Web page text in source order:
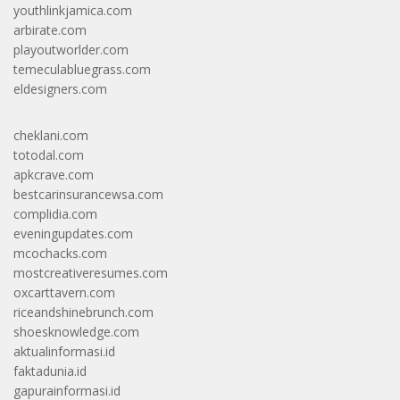
youthlinkjamica.com
arbirate.com
playoutworlder.com
temeculabluegrass.com
eldesigners.com
cheklani.com
totodal.com
apkcrave.com
bestcarinsurancewsa.com
complidia.com
eveningupdates.com
mcochacks.com
mostcreativeresumes.com
oxcarttavern.com
riceandshinebrunch.com
shoesknowledge.com
aktualinformasi.id
faktadunia.id
gapurainformasi.id